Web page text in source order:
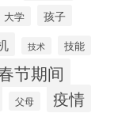
大学 孩子
技术 技能
节期间
父母 疫情